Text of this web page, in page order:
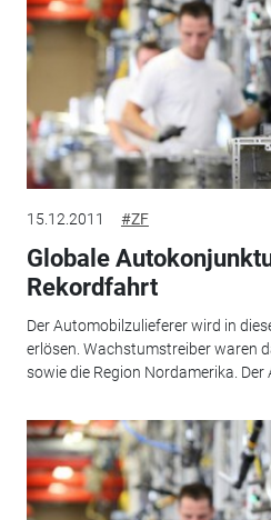
15.12.2011 #ZF
Globale
Rekordfahrt
Der Automobilzulieferer wird in
erlösen. Wachstumstreiber waren
sowie die Region Nordamerika. Der